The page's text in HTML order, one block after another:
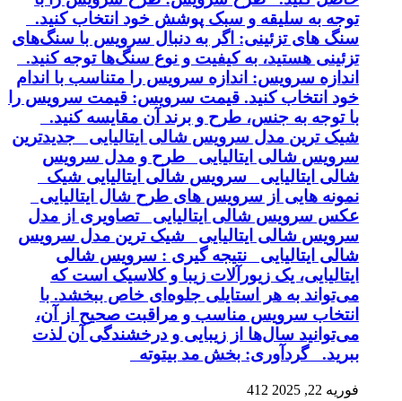
توجه به سلیقه و سبک پوشش خود انتخاب کنید.
سنگ های تزئینی: اگر به دنبال سرویس با سنگ‌های
تزئینی هستید، به کیفیت و نوع سنگ‌ها توجه کنید.
اندازه سرویس: اندازه سرویس را متناسب با اندام
خود انتخاب کنید. قیمت سرویس: قیمت سرویس را
با توجه به جنس، طرح و برند آن مقایسه کنید.
شیک ترین مدل سرویس شالی ایتالیایی جدیدترین
سرویس شالی ایتالیایی طرح و مدل سرویس
شالی ایتالیایی سرویس شالی ایتالیایی شیک
نمونه هایی از سرویس های طرح شال ایتالیایی
عکس سرویس شالی ایتالیایی تصاویری از مدل
سرویس شالی ایتالیایی شیک ترین مدل سرویس
شالی ایتالیایی نتیجه گیری : سرویس شالی
ایتالیایی، یک زیورآلات زیبا و کلاسیک است که
می‌تواند به هر استایلی جلوه‌ای خاص ببخشد. با
انتخاب سرویس مناسب و مراقبت صحیح از آن،
می‌توانید سال‌ها از زیبایی و درخشندگی آن لذت
ببرید. گردآوری: بخش مد بیتوته
فوریه 22, 2025 412